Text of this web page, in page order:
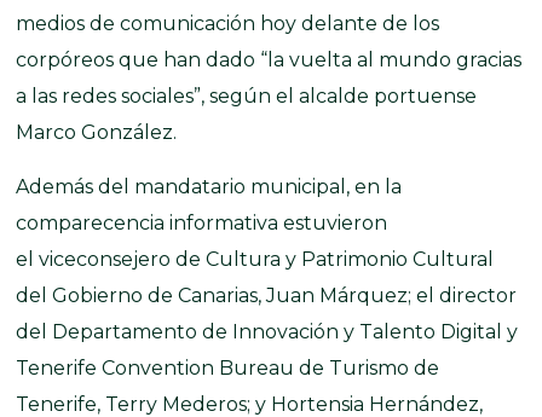
medios de comunicación hoy delante de los
corpóreos que han dado “la vuelta al mundo gracias
a las redes sociales”, según el alcalde portuense
Marco González.
Además del mandatario municipal, en la
comparecencia informativa estuvieron
el viceconsejero de Cultura y Patrimonio Cultural
del Gobierno de Canarias, Juan Márquez; el director
del Departamento de Innovación y Talento Digital y
Tenerife Convention Bureau de Turismo de
Tenerife, Terry Mederos; y Hortensia Hernández,